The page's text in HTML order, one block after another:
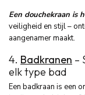
Een douchekraan is
veiligheid en stijl –
aangenamer maakt.
4. Badkranen –
elk type bad
Een badkraan is een